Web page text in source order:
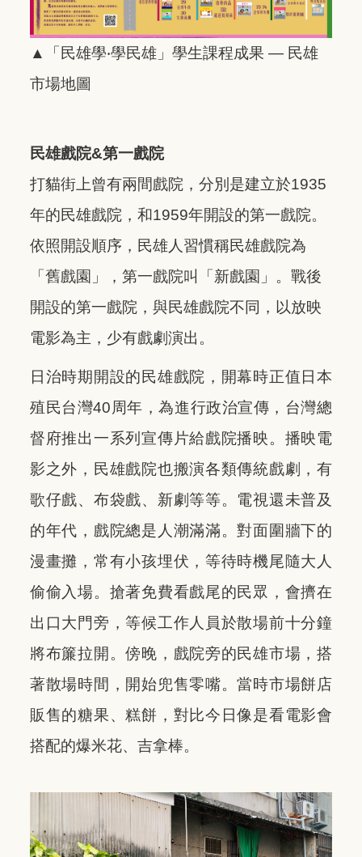
▲「民雄學‧學民雄」學生課程成果 — 民雄
市場地圖
民雄戲院&第一戲院
打貓街上曾有兩間戲院，分別是建立於1935
年的民雄戲院，和1959年開設的第一戲院。
依照開設順序，民雄人習慣稱民雄戲院為
「舊戲園」，第一戲院叫「新戲園」。戰後
開設的第一戲院，與民雄戲院不同，以放映
電影為主，少有戲劇演出。
日治時期開設的民雄戲院，開幕時正值日本
殖民台灣40周年，為進行政治宣傳，台灣總
督府推出一系列宣傳片給戲院播映。播映電
影之外，民雄戲院也搬演各類傳統戲劇，有
歌仔戲、布袋戲、新劇等等。電視還未普及
的年代，戲院總是人潮滿滿。對面圍牆下的
漫畫攤，常有小孩埋伏，等待時機尾隨大人
偷偷入場。搶著免費看戲尾的民眾，會擠在
出口大門旁，等候工作人員於散場前十分鐘
將布簾拉開。傍晚，戲院旁的民雄市場，搭
著散場時間，開始兜售零嘴。當時市場餅店
販售的糖果、糕餅，對比今日像是看電影會
搭配的爆米花、吉拿棒。